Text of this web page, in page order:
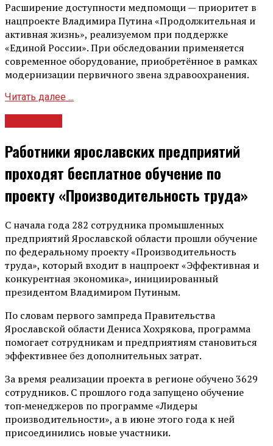
Расширение доступности медпомощи — приоритет в
нацпроекте Владимира Путина «Продолжительная и
активная жизнь», реализуемом при поддержке
«Единой России». При обследовании применяется
современное оборудование, приобретённое в рамках
модернизации первичного звена здравоохранения.
Читать далее ...
Работники ярославских предприятий
проходят бесплатное обучение по
проекту «Производительность труда»
С начала года 282 сотрудника промышленных
предприятий Ярославской области прошли обучение
по федеральному проекту «Производительность
труда», который входит в нацпроект «Эффективная и
конкурентная экономика», инициированный
президентом Владимиром Путиным.
По словам первого зампреда Правительства
Ярославской области Дениса Хохрякова, программа
помогает сотрудникам и предприятиям становиться
эффективнее без дополнительных затрат.
За время реализации проекта в регионе обучено 3629
сотрудников. С прошлого года запущено обучение
топ‑менеджеров по программе «Лидеры
производительности», а в июне этого года к ней
присоединились новые участники.